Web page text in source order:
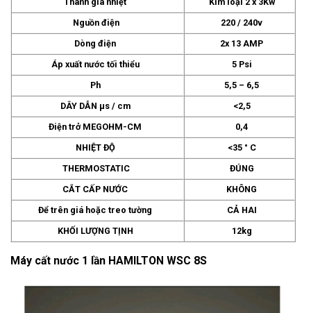
Nguồn điện
220 / 240v
Dòng điện
2x 13 AMP
Áp xuất nước tối thiểu
5 Psi
Ph
5,5 – 6,5
DÂY DẪN µs / cm
<2,5
Điện trở MEGOHM-CM
0,4
NHIỆT ĐỘ
<35 ° C
THERMOSTATIC
ĐÚNG
CẮT CẤP NƯỚC
KHÔNG
Để trên giá hoặc treo tường
CẢ HAI
KHỐI LƯỢNG TỊNH
12kg
Máy cất nước 1 lần HAMILTON WSC 8S